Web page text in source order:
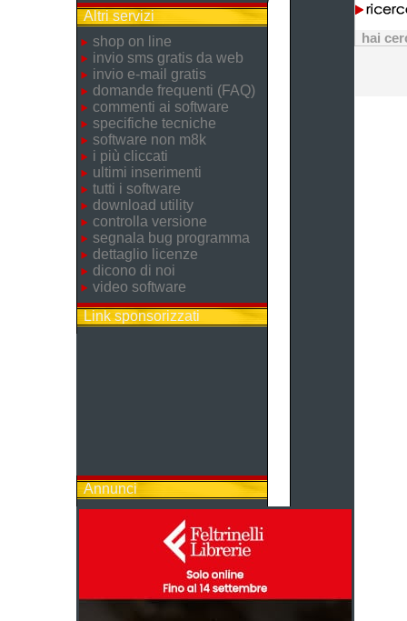
Altri servizi
shop on line
invio sms gratis da web
invio e-mail gratis
domande frequenti (FAQ)
commenti ai software
specifiche tecniche
software non m8k
i più cliccati
ultimi inserimenti
tutti i software
download utility
controlla versione
segnala bug programma
dettaglio licenze
dicono di noi
video software
Link sponsorizzati
Annunci
hai